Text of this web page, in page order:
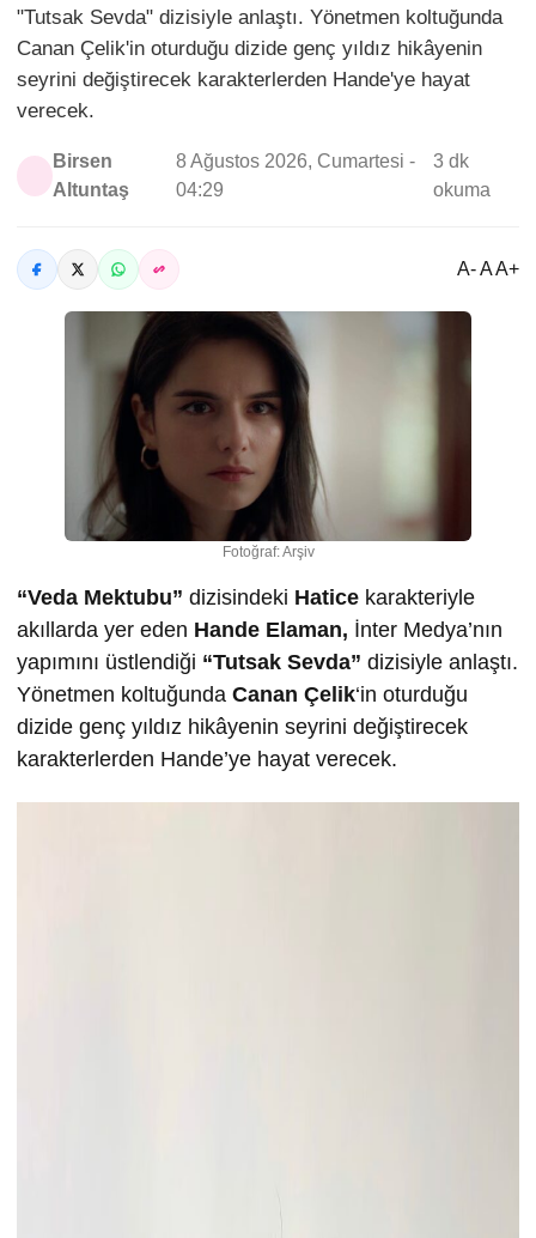
"Tutsak Sevda" dizisiyle anlaştı. Yönetmen koltuğunda
Canan Çelik'in oturduğu dizide genç yıldız hikâyenin
seyrini değiştirecek karakterlerden Hande'ye hayat
verecek.
Birsen
Altuntaş
8 Ağustos 2026, Cumartesi -
04:29
3 dk
okuma
A- A A+
Fotoğraf: Arşiv
“Veda Mektubu” dizisindeki Hatice karakteriyle
akıllarda yer eden Hande Elaman, İnter Medya’nın
yapımını üstlendiği “Tutsak Sevda” dizisiyle anlaştı.
Yönetmen koltuğunda Canan Çelik‘in oturduğu
dizide genç yıldız hikâyenin seyrini değiştirecek
karakterlerden Hande’ye hayat verecek.